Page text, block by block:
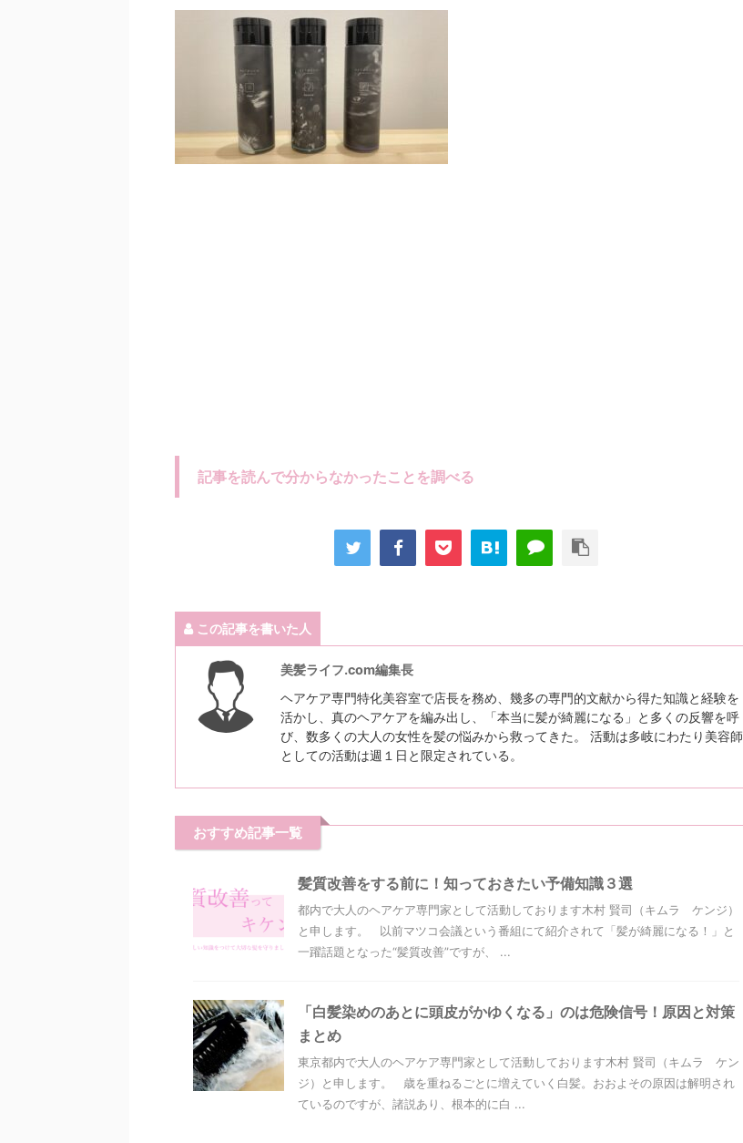
記事を読んで分からなかったことを調べる
この記事を書いた人
美髪ライフ.com編集長
ヘアケア専門特化美容室で店長を務め、幾多の専門的文献から得た知識と経験を
活かし、真のヘアケアを編み出し、「本当に髪が綺麗になる」と多くの反響を呼
び、数多くの大人の女性を髪の悩みから救ってきた。 活動は多岐にわたり美容師
としての活動は週１日と限定されている。
おすすめ記事一覧
髪質改善をする前に！知っておきたい予備知識３選
都内で大人のヘアケア専門家として活動しております木村 賢司（キムラ ケンジ）
と申します。 以前マツコ会議という番組にて紹介されて「髪が綺麗になる！」と
一躍話題となった“髪質改善”ですが、 ...
「白髪染めのあとに頭皮がかゆくなる」のは危険信号！原因と対策
まとめ
東京都内で大人のヘアケア専門家として活動しております木村 賢司（キムラ ケン
ジ）と申します。 歳を重ねるごとに増えていく白髪。おおよその原因は解明され
ているのですが、諸説あり、根本的に白 ...